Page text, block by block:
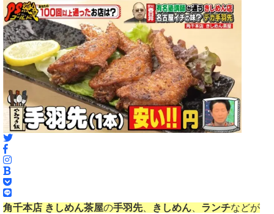
角千本店 きしめん茶屋の手羽先、 きしめん ランチなどが